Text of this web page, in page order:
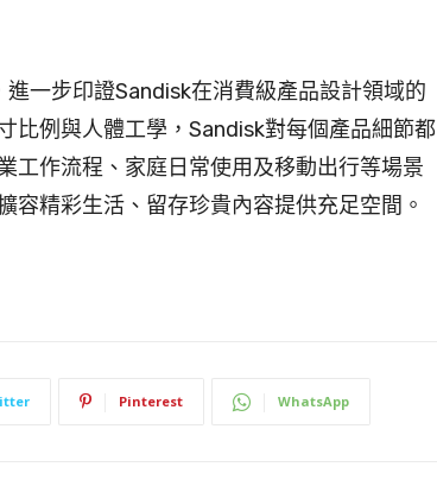
一步印證Sandisk在消費級產品設計領域的
比例與人體工學，Sandisk對每個產品細節都
工作流程、家庭日常使用及移動出行等場景
容精彩生活、留存珍貴內容提供充足空間。
Pinterest WhatsApp